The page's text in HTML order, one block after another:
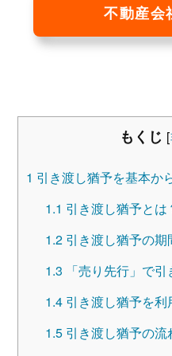
不動産会
もくじ [
1 引き渡し猶予を基本か
1.1 引き渡し猶予とは
1.2引き渡し猶予の期
1.3 「売り先行」で
1.4引き渡し猶予を利
1.5引き渡し猶予の流